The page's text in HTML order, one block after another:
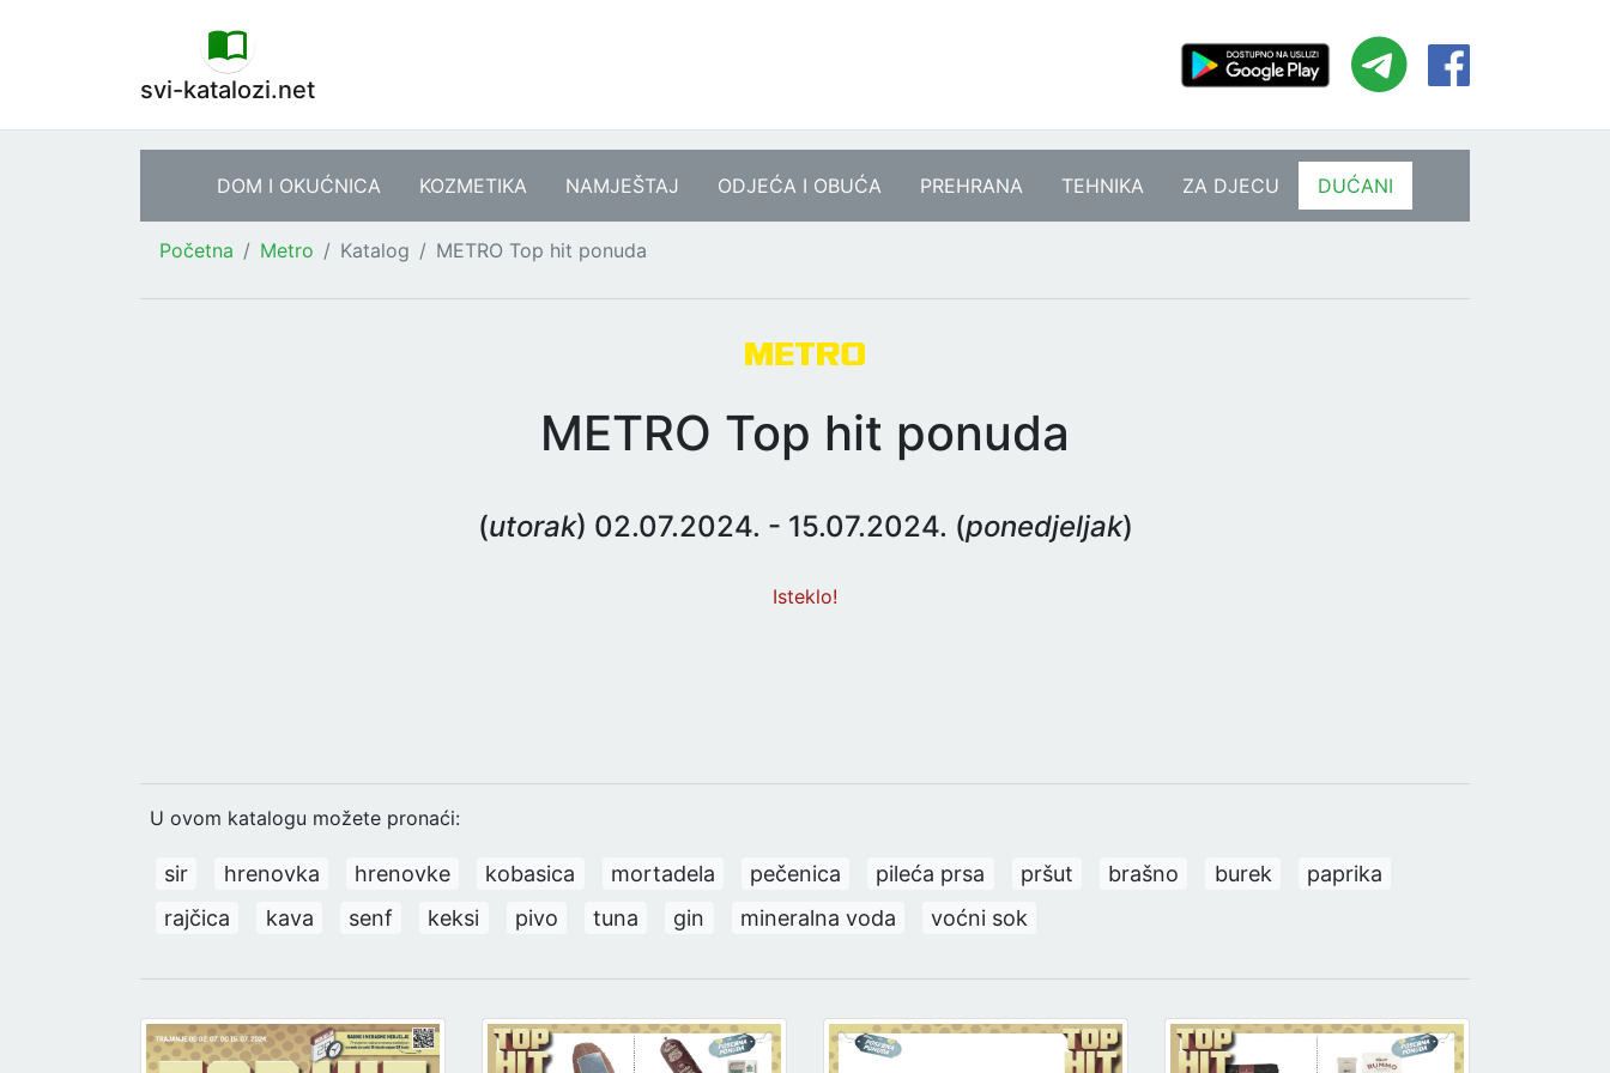
svi-katalozi.net
DOM I OKUĆNICA KOZMETIKA NAMJEŠTAJ ODJEĆA I OBUĆA PREHRANA TEHNIKA ZA DJECU DUĆANI
Početna Metro Katalog METRO Top hit ponuda
METRO Top hit ponuda
(utorak) 02.07.2024. - 15.07.2024. (ponedjeljak)
Isteklo!
U ovom katalogu možete pronaći:
sir hrenovka hrenovke kobasica mortadela pečenica pileća prsa pršut brašno burek
paprika
rajčica
kava senf keksi pivo tuna gin mineralna voda voćni sok